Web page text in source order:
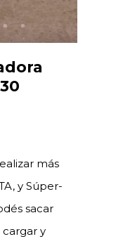
más
y Súper-
sacar
cargar y